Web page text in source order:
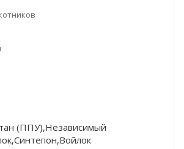
(ППУ),Независимый